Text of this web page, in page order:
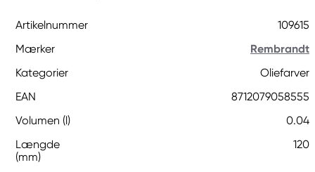
Artikelnummer
109615
Mærker
Rembrandt
Kategorier
Oliefarver
EAN
8712079058555
Volumen (l)
0.04
Længde
(mm)
120